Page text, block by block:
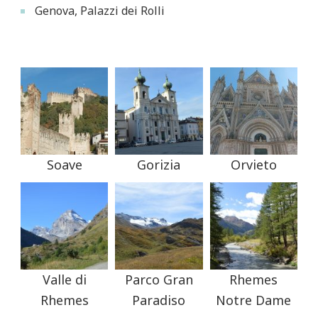
Genova, Palazzi dei Rolli
Soave Gorizia Orvieto
Valle di
Rhemes
Parco Gran
Paradiso
Rhemes
Notre Dame